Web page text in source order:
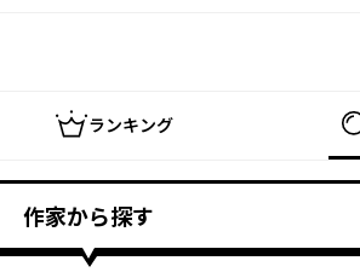
ランキング
作家から探す